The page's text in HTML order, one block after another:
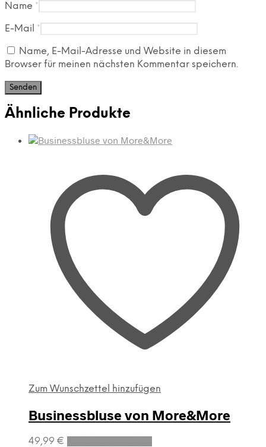
Name *
E-Mail *
Name, E-Mail-Adresse und Website in diesem
Browser für meinen nächsten Kommentar speichern.
Ähnliche Produkte
Zum Wunschzettel hinzufügen
Businessbluse von More&More
49,99 €
Dieses